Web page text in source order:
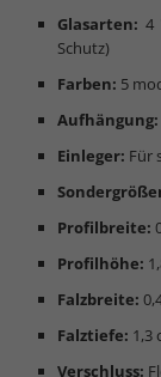
Glasarten: 4
Schutz)
Farben: 5
Aufhängung:
Einleger: Für
Profilbreite:
Profilhöhe:
Falzbreite:
Falztiefe: 1,3
Verschluss: